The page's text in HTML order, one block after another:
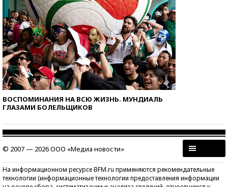
ВОСПОМИНАНИЯ НА ВСЮ ЖИЗНЬ. МУНДИАЛЬ
ГЛАЗАМИ БОЛЕЛЬЩИКОВ
© 2007 — 2026 ООО «Медиа новости»
На информационном ресурсе BFM.ru применяются рекомендательные
технологии (информационные технологии предоставления информации